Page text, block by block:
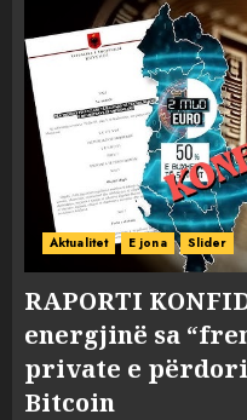
Aktualitet E jona Slider
RAPORTI
energjinë sa
private e
Bitcoin